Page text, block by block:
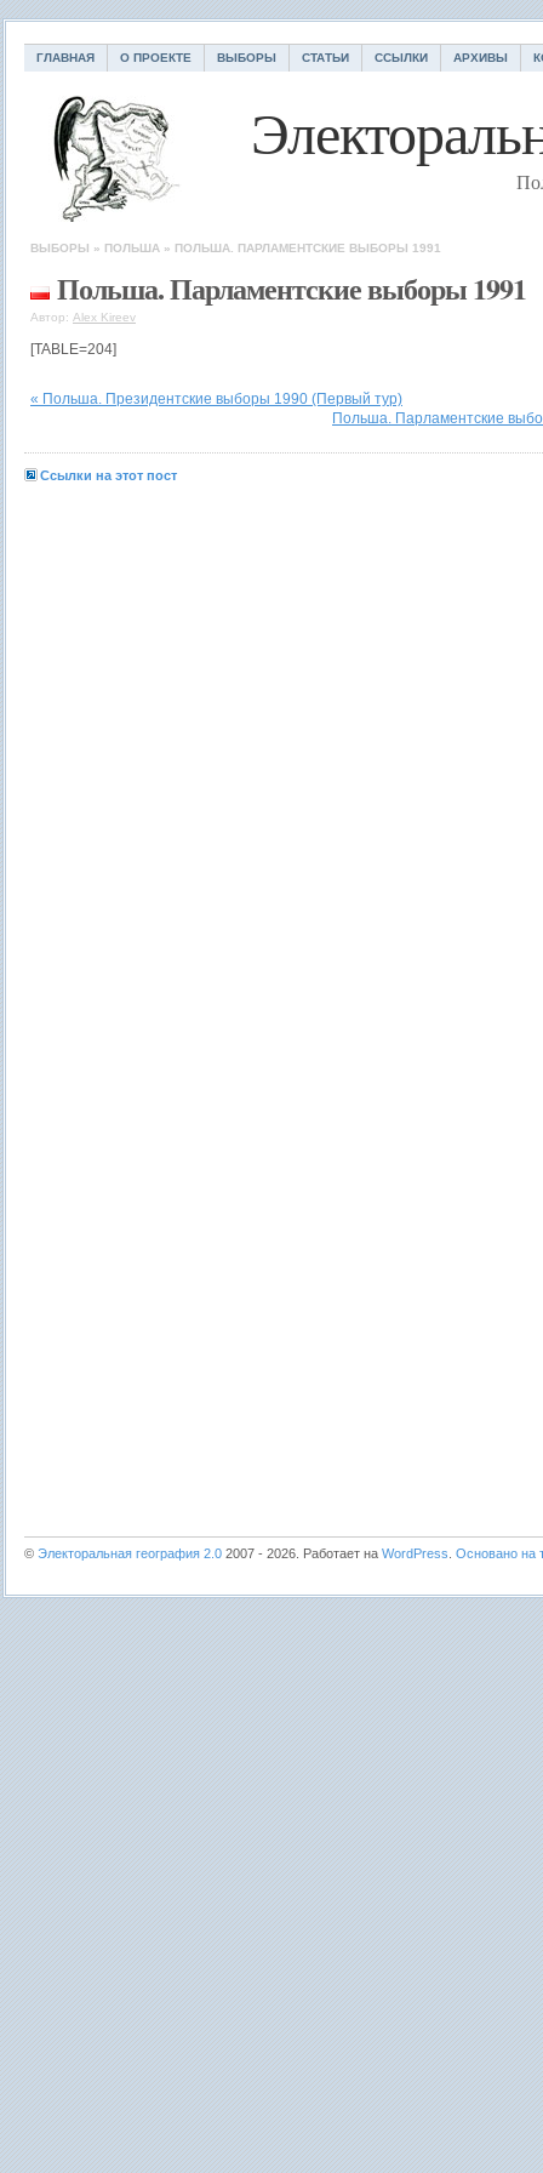
ГЛАВНАЯ О ПРОЕКТЕ ВЫБОРЫ СТАТЬИ ССЫЛКИ АРХИВЫ
ВЫБОРЫ » ПОЛЬША » ПОЛЬША. ПАРЛАМЕНТСКИЕ ВЫБОРЫ 1991
Польша. Парламентские выборы 1991
Автор: Alex Kireev
[TABLE=204]
« Польша. Президентские выборы 1990 (Первый тур)
Польша. Парламентские
Ссылки на этот пост
© Электоральная география 2.0 2007 - 2026. Работает на WordPress Основано на